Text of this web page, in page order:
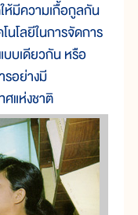
ห้มีความเกื้อกูลกัน
นโลยีในการจัดการ
บบเดียวกัน หรือ
รอย่างมี
ศแห่งชาติ